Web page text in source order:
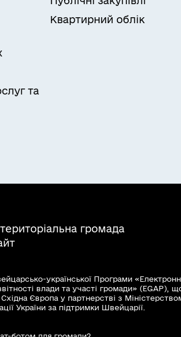
та
Квартирний облік
громада
української Програми
влади та участі громади» (EGAP),
Європа у партнерстві з
України за підтримки Швейцарії.